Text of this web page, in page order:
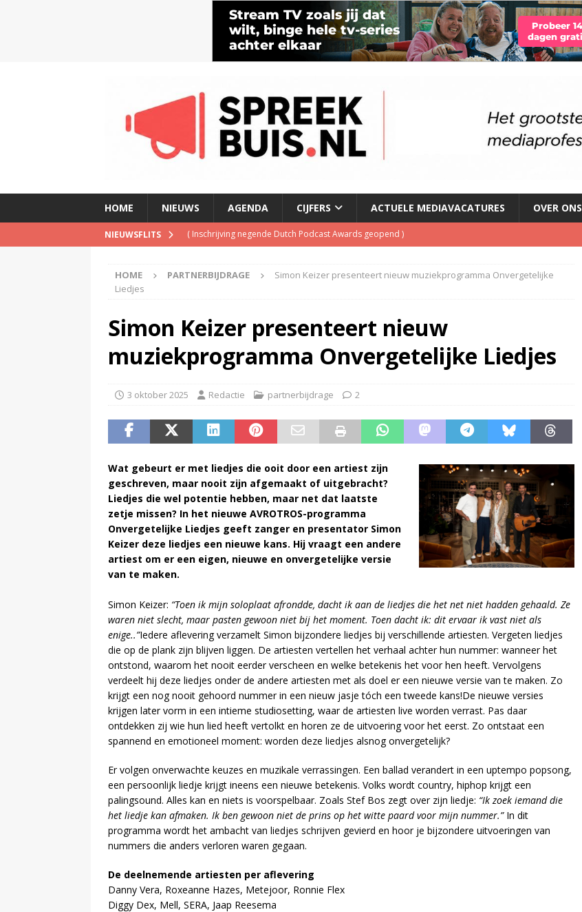
HOME NIEUWS AGENDA CIJFERS ACTUELE MEDIAVACATURES OVER ONS
NIEUWSFLITS ( Inschrijving negende Dutch Podcast Awards geopend )
(TalkRadio lanceert meest actuele nieuwspodcast van Nederland)
(Televisie wint snel terrein als apparaat voor podcasts)
HOME PARTNERBIJDRAGE
Simon Keizer presenteert nieuw muziekprogramma Onvergetelijke
Liedjes
Simon Keizer presenteert nieuw
muziekprogramma Onvergetelijke Liedjes
3 oktober 2025 Redactie partnerbijdrage 2
Wat gebeurt er met liedjes die ooit door een artiest zijn
geschreven, maar nooit zijn afgemaakt of uitgebracht?
Liedjes die wel potentie hebben, maar net dat laatste
zetje missen? In het nieuwe AVROTROS-programma
Onvergetelijke Liedjes geeft zanger en presentator Simon
Keizer deze liedjes een nieuwe kans. Hij vraagt een andere
artiest om er een eigen, nieuwe en onvergetelijke versie
van te maken.
Simon Keizer: “Toen ik mijn soloplaat afrondde, dacht ik aan de liedjes die het net niet hadden gehaald. Ze
waren niet slecht, maar pasten gewoon niet bij het moment. Toen dacht ik: dit ervaar ik vast niet als
enige..”Iedere aflevering verzamelt Simon bijzondere liedjes bij verschillende artiesten. Vergeten liedjes
die op de plank zijn blijven liggen. De artiesten vertellen het verhaal achter hun nummer: wanneer het
ontstond, waarom het nooit eerder verscheen en welke betekenis het voor hen heeft. Vervolgens
verdeelt hij deze liedjes onder de andere artiesten met als doel er een nieuwe versie van te maken. Zo
krijgt een nog nooit gehoord nummer in een nieuw jasje tóch een tweede kans!De nieuwe versies
krijgen later vorm in een intieme studiosetting, waar de artiesten live worden verrast. Pas daar
ontdekken zij wie hun lied heeft vertolkt en horen ze de uitvoering voor het eerst. Zo ontstaat een
spannend en emotioneel moment: worden deze liedjes alsnog onvergetelijk?
Er volgen onverwachte keuzes en muzikale verrassingen. Een ballad verandert in een uptempo popsong,
een persoonlijk liedje krijgt ineens een nieuwe betekenis. Volks wordt country, hiphop krijgt een
palingsound. Alles kan en niets is voorspelbaar. Zoals Stef Bos zegt over zijn liedje: “Ik zoek iemand die
het liedje kan afmaken. Ik ben gewoon niet de prins op het witte paard voor mijn nummer.” In dit
programma wordt het ambacht van liedjes schrijven gevierd en hoor je bijzondere uitvoeringen van
nummers die anders verloren waren gegaan.
De deelnemende artiesten per aflevering
Danny Vera, Roxeanne Hazes, Metejoor, Ronnie Flex
Diggy Dex, Mell, SERA, Jaap Reesema